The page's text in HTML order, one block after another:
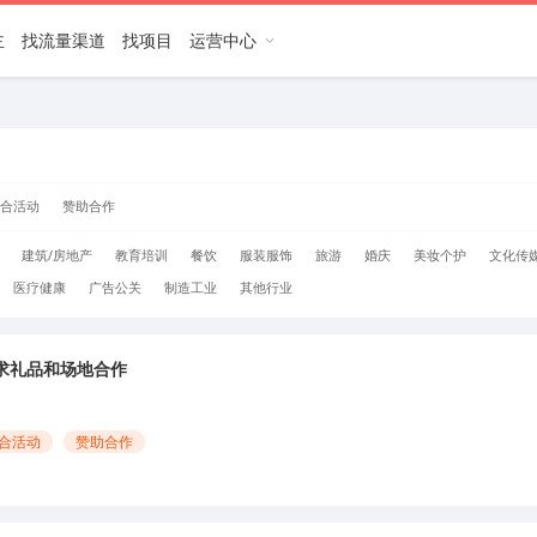
找流量渠道 找项目 运营中心
活动 赞助合作
建筑/房地产 教育培训 餐饮 服装服饰 旅游 婚庆 美妆个护 文化传
医疗健康 广告公关 制造工业 其他行业
礼品和场地合作
活动 赞助合作